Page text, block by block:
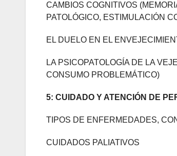
CAMBIOS COGNITIVOS
PATOLÓGICO, ESTIMULACIÓN
EL DUELO EN EL
LA PSICOPATOLOGÍA DE LA
CONSUMO PROBLEMÁTICO)
5: CUIDADO Y ATENCIÓN DE
TIPOS DE ENFERMEDADES,
CUIDADOS PALIATIVOS